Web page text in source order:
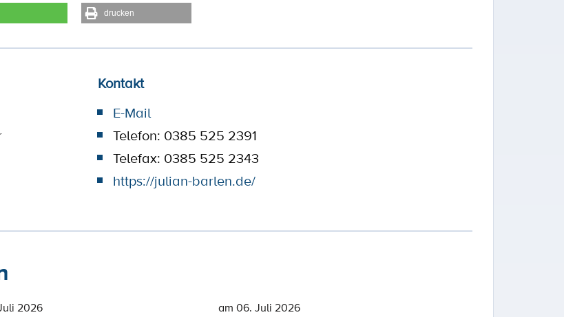
drucken
Kontakt
E-Mail
Telefon: 0385 525 2391
Telefax: 0385 525 2343
https://julian-barlen.de/
2026 am 06. Juli 2026